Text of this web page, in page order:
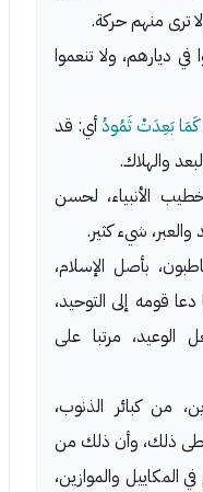
ترى منهم حركة.
ديارهم، ولا تنعموا
كَمَا بَعِدَتْ ثَمُودُأي: قد
والهلاك.
الأنبياء، لحسن
شيء كثير.
بأصل الإسلام،
قومه إلى التوحيد،
الوعيد، مرتبا على
من كبائر الذنوب،
ذلك، وأن ذلك من
المكاييل والموازين،